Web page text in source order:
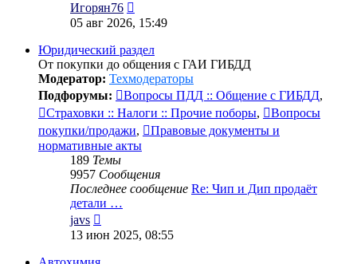
Игорян76
к
сообщению
05 авг 2026, 15:49
Юридический раздел
От покупки до общения с ГАИ ГИБДД
Модератор: Техмодераторы
Подфорумы:
Вопросы ПДД :: Общение с ГИБДД,
Страховки :: Налоги :: Прочие поборы,
Вопросы
покупки/продажи,
Правовые документы и
нормативные акты
189 Темы
9957 Сообщения
Последнее сообщение Re: Чип и Дип продаёт
детали …
javs
к
13 июн 2025, 08:55